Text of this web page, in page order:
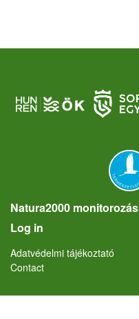
Natura2000 monitorozás
User account menu
Log in
Lábléc
Adatvédelmi tájékoztató
Contact